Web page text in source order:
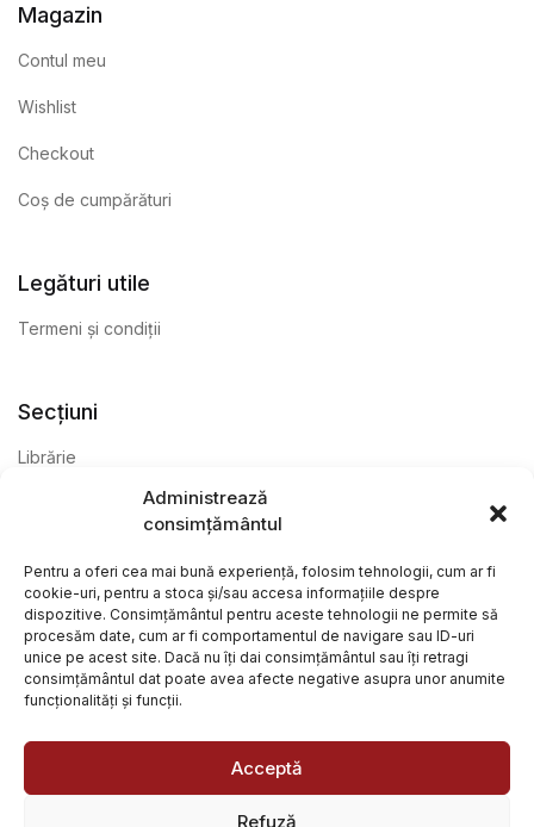
Administrează
consimțământul
Pentru a oferi cea mai bună experiență, folosim tehnologii, cum ar fi
cookie-uri, pentru a stoca și/sau accesa informațiile despre
dispozitive. Consimțământul pentru aceste tehnologii ne permite să
procesăm date, cum ar fi comportamentul de navigare sau ID-uri
unice pe acest site. Dacă nu îți dai consimțământul sau îți retragi
consimțământul dat poate avea afecte negative asupra unor anumite
funcționalități și funcții.
Acceptă
Refuză
Magazin
Contul meu
Wishlist
Checkout
Coș de cumpărături
Legături utile
Termeni și condiții
Secțiuni
Librărie
@ Librăria Arcana. Toate drepturile rezervate. Site creat de